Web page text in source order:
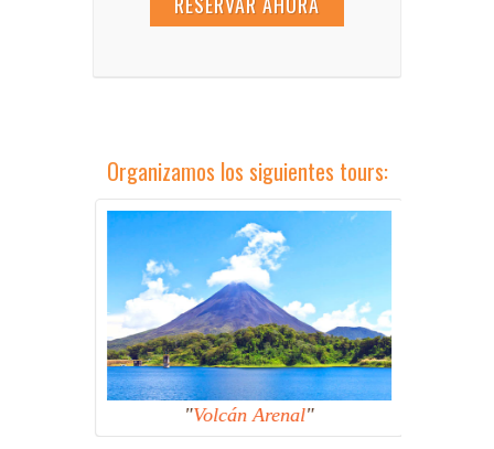
Organizamos los siguientes tours:
Volcán Arenal